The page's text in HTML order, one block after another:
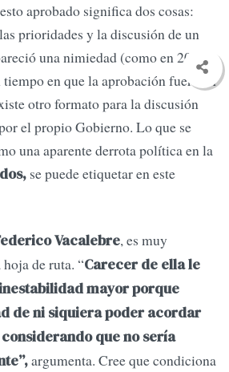
aprobado significa dos cosas:
prioridades y la discusión de un
una nimiedad (como en 2002)
en que la aprobación fuera un
otro formato para la discusión
el propio Gobierno. Lo que se
una aparente derrota política en la
se puede etiquetar en este
Vacalebre, es muy
de ruta. “Carecer de ella le
mayor porque
de ni siquiera poder acordar
que no sería
argumenta. Cree que condiciona